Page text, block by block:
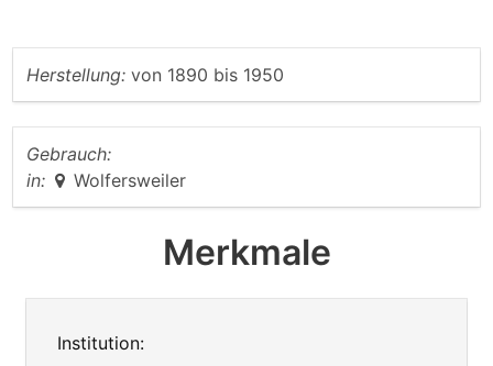
Herstellung: von 1890 bis 1950
Gebrauch:
in:
Wolfersweiler
Merkmale
Institution: